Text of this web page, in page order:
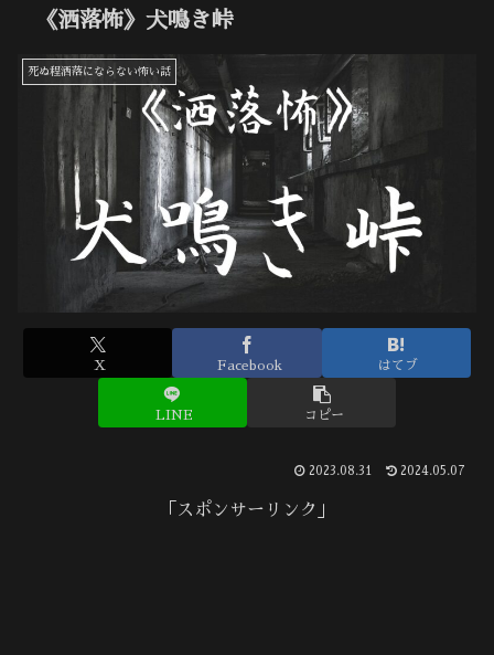
《洒落怖》犬鳴き峠
死ぬ程洒落にならない怖い話
X Facebook はてブ
LINE コピー
2023.08.31 2024.05.07
「スポンサーリンク」